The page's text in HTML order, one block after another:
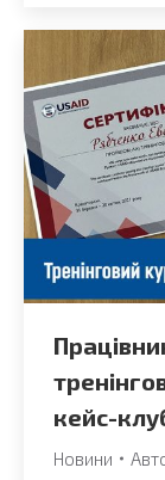
кейс-
Новини